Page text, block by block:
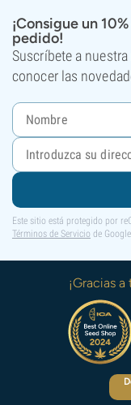
¡Consigue un
pedido!
Suscríbete a
conocer las
Este sitio está protegido por
Términos de Servicio de
¡Gracias